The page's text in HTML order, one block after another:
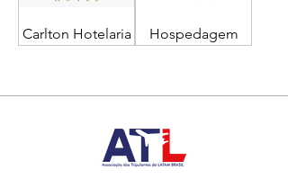
Carlton Hotelaria Hospedagem